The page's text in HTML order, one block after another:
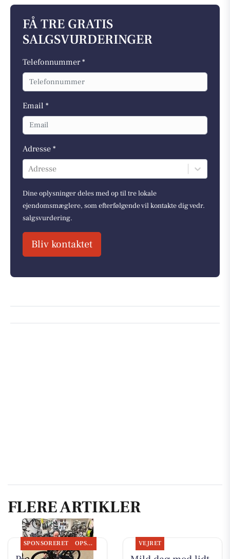
FÅ TRE GRATIS
SALGSVURDERINGER
Telefonnummer *
Email *
Adresse *
Adresse
Dine oplysninger deles med op til tre lokale
ejendomsmæglere, som efterfølgende vil kontakte dig vedr.
salgsvurdering.
Bliv kontaktet
FLERE ARTIKLER
SPONSORERET OPSLAGSTAVLEN VEJRET